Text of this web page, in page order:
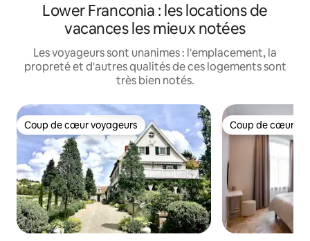
Lower Franconia : les locations de
vacances les mieux notées
Les voyageurs sont unanimes : l'emplacement, la
propreté et d'autres qualités de ces logements sont
très bien notés.
Coup de cœur voyageurs
Coup de cœur voyageurs Coup de cœur
Coup de cœur